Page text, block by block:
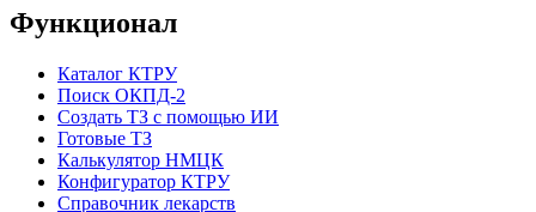
Функционал
Каталог КТРУ
Поиск ОКПД-2
Создать ТЗ с помощью ИИ
Готовые ТЗ
Калькулятор НМЦК
Конфигуратор КТРУ
Справочник лекарств